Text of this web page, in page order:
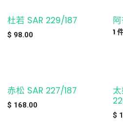
缺貨
杜若 SAR 229/187
$ 98.00 1
缺貨
赤松 SAR 227/187
$ 168.00
$